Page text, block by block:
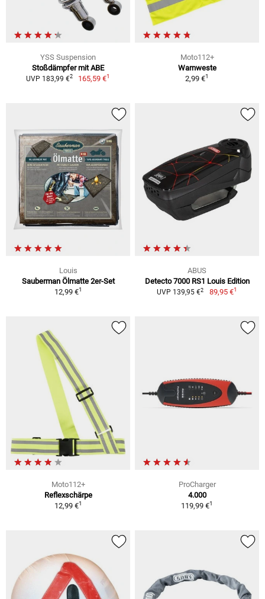
YSS Suspension
Stoßdämpfer mit ABE
UVP 183,99 €2 165,59 €1
Moto112+
Warnweste
2,99 €1
Louis
Sauberman Ölmatte 2er-Set
12,99 €1
ABUS
Detecto 7000 RS1 Louis Edition
UVP 139,95 €2 89,95 €1
Moto112+
Reflexschärpe
12,99 €1
ProCharger
4.000
119,99 €1